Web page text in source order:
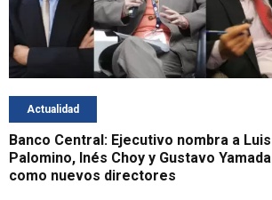
Actualidad
Banco Central: Ejecutivo nombra a Luis
Palomino, Inés Choy y Gustavo Yamada
como nuevos directores